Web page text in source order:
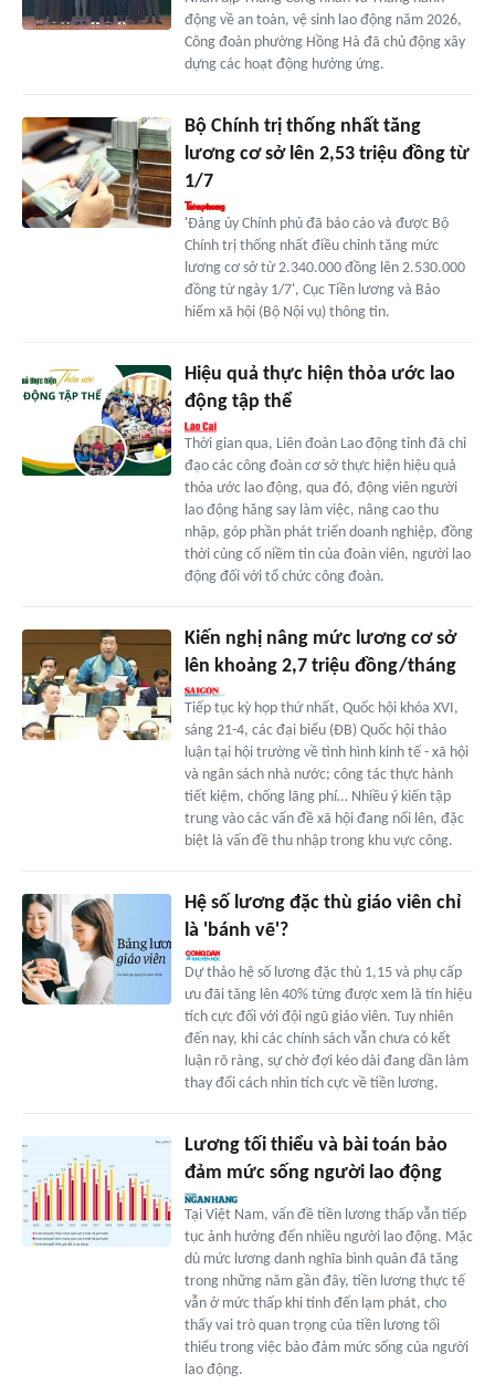
động về an toàn, vệ sinh lao động năm 2026,
Công đoàn phường Hồng Hà đã chủ động xây
dựng các hoạt động hưởng ứng.
Bộ Chính trị thống nhất tăng
lương cơ sở lên 2,53 triệu đồng từ
1/7
'Đảng ủy Chính phủ đã báo cáo và được Bộ
Chính trị thống nhất điều chỉnh tăng mức
lương cơ sở từ 2.340.000 đồng lên 2.530.000
đồng từ ngày 1/7', Cục Tiền lương và Bảo
hiểm xã hội (Bộ Nội vụ) thông tin.
Hiệu quả thực hiện thỏa ước lao
động tập thể
Thời gian qua, Liên đoàn Lao động tỉnh đã chỉ
đạo các công đoàn cơ sở thực hiện hiệu quả
thỏa ước lao động, qua đó, động viên người
lao động hăng say làm việc, nâng cao thu
nhập, góp phần phát triển doanh nghiệp, đồng
thời củng cố niềm tin của đoàn viên, người lao
động đối với tổ chức công đoàn.
Kiến nghị nâng mức lương cơ sở
lên khoảng 2,7 triệu đồng/tháng
Tiếp tục kỳ họp thứ nhất, Quốc hội khóa XVI,
sáng 21-4, các đại biểu (ĐB) Quốc hội thảo
luận tại hội trường về tình hình kinh tế - xã hội
và ngân sách nhà nước; công tác thực hành
tiết kiệm, chống lãng phí… Nhiều ý kiến tập
trung vào các vấn đề xã hội đang nổi lên, đặc
biệt là vấn đề thu nhập trong khu vực công.
Hệ số lương đặc thù giáo viên chỉ
là 'bánh vẽ'?
Dự thảo hệ số lương đặc thù 1,15 và phụ cấp
ưu đãi tăng lên 40% từng được xem là tín hiệu
tích cực đối với đội ngũ giáo viên. Tuy nhiên
đến nay, khi các chính sách vẫn chưa có kết
luận rõ ràng, sự chờ đợi kéo dài đang dần làm
thay đổi cách nhìn tích cực về tiền lương.
Lương tối thiểu và bài toán bảo
đảm mức sống người lao động
Tại Việt Nam, vấn đề tiền lương thấp vẫn tiếp
tục ảnh hưởng đến nhiều người lao động. Mặc
dù mức lương danh nghĩa bình quân đã tăng
trong những năm gần đây, tiền lương thực tế
vẫn ở mức thấp khi tính đến lạm phát, cho
thấy vai trò quan trọng của tiền lương tối
thiểu trong việc bảo đảm mức sống của người
lao động.